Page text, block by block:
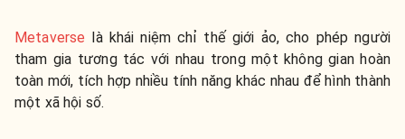
Metaverse là khái niệm chỉ thế giới ảo, cho phép người
tham gia tương tác với nhau trong một không gian hoàn
toàn mới, tích hợp nhiều tính năng khác nhau để hình thành
một xã hội số.